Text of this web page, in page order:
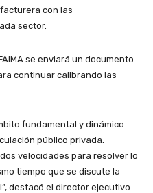
con las
sector.
se enviará un documento
continuar calibrando las
fundamental y dinámico
público privada.
velocidades para resolver lo
tiempo que se discute la
destacó el director ejecutivo